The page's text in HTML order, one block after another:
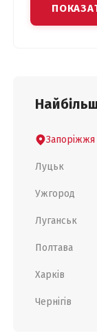
Запоріжжя
Луцьк
Ужгород
Луганськ
Полтава
Харків
Чернігів